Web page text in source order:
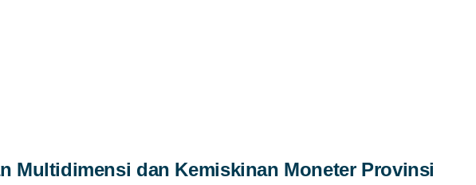
Multidimensi dan Kemiskinan Moneter Provinsi